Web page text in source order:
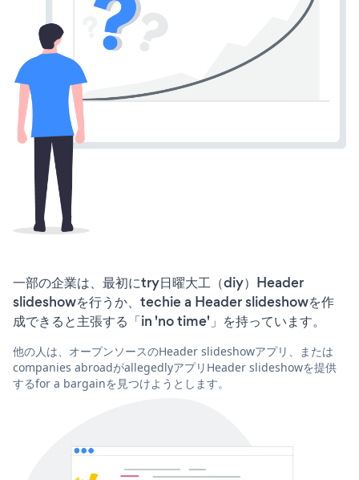
一部の企業は、最初にtry日曜大工（diy）Header
slideshowを行うか、techie a Header slideshowを作
成できると主張する「in 'no time'」を持っています。
他の人は、オープンソースのHeader slideshowアプリ、または
companies abroadがallegedlyアプリHeader slideshowを提供
するfor a bargainを見つけようとします。